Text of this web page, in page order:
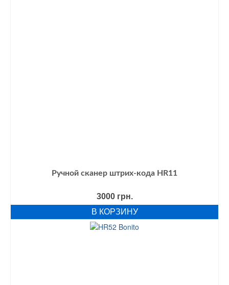
Ручной сканер штрих-кода HR11
3000 грн.
В КОРЗИНУ